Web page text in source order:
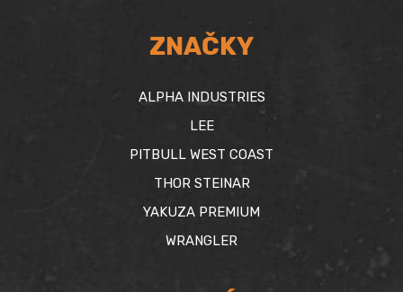
ZNAČKY
ALPHA INDUSTRIES
LEE
PITBULL WEST COAST
THOR STEINAR
YAKUZA PREMIUM
WRANGLER